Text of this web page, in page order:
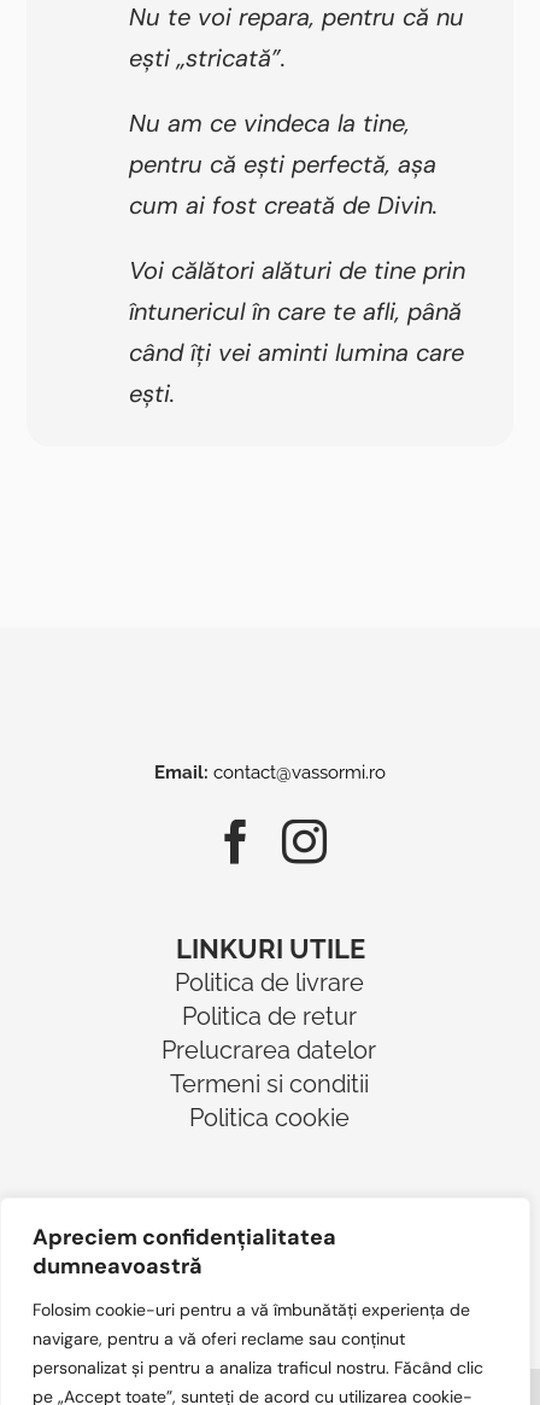
Apreciem confidențialitatea
dumneavoastră
Folosim cookie-uri pentru a vă îmbunătăți experiența de
navigare, pentru a vă oferi reclame sau conținut
personalizat și pentru a analiza traficul nostru. Făcând clic
pe „Accept toate”, sunteți de acord cu utilizarea cookie-
Nu te voi repara, pentru că nu
ești „stricată”.
Nu am ce vindeca la tine,
pentru că ești perfectă, așa
cum ai fost creată de Divin.
Voi călători alături de tine prin
întunericul în care te afli, până
când îți vei aminti lumina care
ești.
Email: contact@vassormi.ro
LINKURI UTILE
Politica de livrare
Politica de retur
Prelucrarea datelor
Termeni si conditii
Politica cookie